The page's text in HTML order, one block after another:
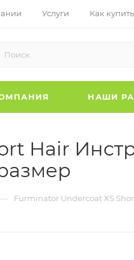
Услуги Как купить
НАШИ
Hair
Furminator Undercoat XS